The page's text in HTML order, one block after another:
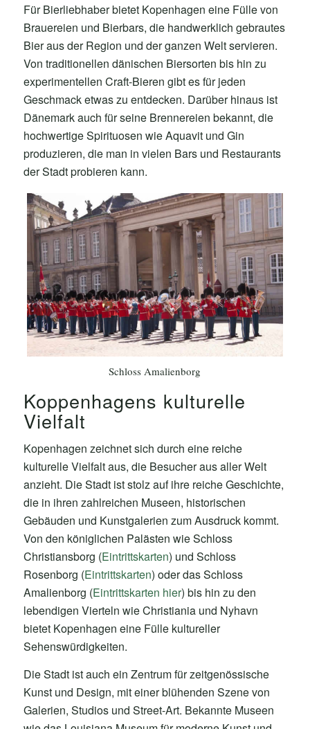
Für Bierliebhaber bietet Kopenhagen eine Fülle von
Brauereien und Bierbars, die handwerklich gebrautes
Bier aus der Region und der ganzen Welt servieren.
Von traditionellen dänischen Biersorten bis hin zu
experimentellen Craft-Bieren gibt es für jeden
Geschmack etwas zu entdecken. Darüber hinaus ist
Dänemark auch für seine Brennereien bekannt, die
hochwertige Spirituosen wie Aquavit und Gin
produzieren, die man in vielen Bars und Restaurants
der Stadt probieren kann.
Schloss Amalienborg
Koppenhagens kulturelle
Vielfalt
Kopenhagen zeichnet sich durch eine reiche
kulturelle Vielfalt aus, die Besucher aus aller Welt
anzieht. Die Stadt ist stolz auf ihre reiche Geschichte,
die in ihren zahlreichen Museen, historischen
Gebäuden und Kunstgalerien zum Ausdruck kommt.
Von den königlichen Palästen wie Schloss
Christiansborg (Eintrittskarten) und Schloss
Rosenborg (Eintrittskarten) oder das Schloss
Amalienborg (Eintrittskarten hier) bis hin zu den
lebendigen Vierteln wie Christiania und Nyhavn
bietet Kopenhagen eine Fülle kultureller
Sehenswürdigkeiten.
Die Stadt ist auch ein Zentrum für zeitgenössische
Kunst und Design, mit einer blühenden Szene von
Galerien, Studios und Street-Art. Bekannte Museen